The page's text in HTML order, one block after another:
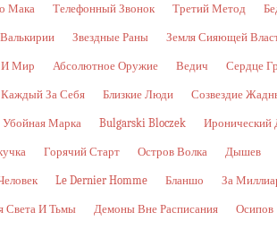
Мака Телефонный Звонок Третий Метод
Звездные Раны Земля Сияющей
И Мир Абсолютное Оружие Ведич Сердце
Каждый За Себя Близкие Люди Созвездие
Убойная Марка Bulgarski Bloczek Иронический
Горячий Старт Остров Волка Дышев
Le Dernier Homme Бланшо За
Света И Тьмы Демоны Вне Расписания Осипов